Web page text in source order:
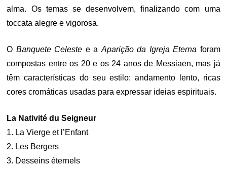
alma. Os temas se desenvolvem, finalizando com uma
toccata alegre e vigorosa.
O Banquete Celeste e a Aparição da Igreja Eterna foram
compostas entre os 20 e os 24 anos de Messiaen, mas já
têm características do seu estilo: andamento lento, ricas
cores cromáticas usadas para expressar ideias espirituais.
La Nativité du Seigneur
1. La Vierge et l’Enfant
2. Les Bergers
3. Desseins éternels